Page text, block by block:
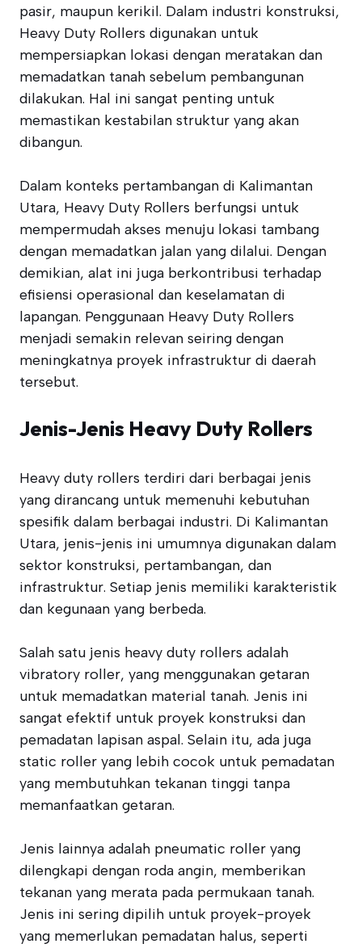
pasir, maupun kerikil. Dalam industri konstruksi,
Heavy Duty Rollers digunakan untuk
mempersiapkan lokasi dengan meratakan dan
memadatkan tanah sebelum pembangunan
dilakukan. Hal ini sangat penting untuk
memastikan kestabilan struktur yang akan
dibangun.
Dalam konteks pertambangan di Kalimantan
Utara, Heavy Duty Rollers berfungsi untuk
mempermudah akses menuju lokasi tambang
dengan memadatkan jalan yang dilalui. Dengan
demikian, alat ini juga berkontribusi terhadap
efisiensi operasional dan keselamatan di
lapangan. Penggunaan Heavy Duty Rollers
menjadi semakin relevan seiring dengan
meningkatnya proyek infrastruktur di daerah
tersebut.
Jenis-Jenis Heavy Duty Rollers
Heavy duty rollers terdiri dari berbagai jenis
yang dirancang untuk memenuhi kebutuhan
spesifik dalam berbagai industri. Di Kalimantan
Utara, jenis-jenis ini umumnya digunakan dalam
sektor konstruksi, pertambangan, dan
infrastruktur. Setiap jenis memiliki karakteristik
dan kegunaan yang berbeda.
Salah satu jenis heavy duty rollers adalah
vibratory roller, yang menggunakan getaran
untuk memadatkan material tanah. Jenis ini
sangat efektif untuk proyek konstruksi dan
pemadatan lapisan aspal. Selain itu, ada juga
static roller yang lebih cocok untuk pemadatan
yang membutuhkan tekanan tinggi tanpa
memanfaatkan getaran.
Jenis lainnya adalah pneumatic roller yang
dilengkapi dengan roda angin, memberikan
tekanan yang merata pada permukaan tanah.
Jenis ini sering dipilih untuk proyek-proyek
yang memerlukan pemadatan halus, seperti